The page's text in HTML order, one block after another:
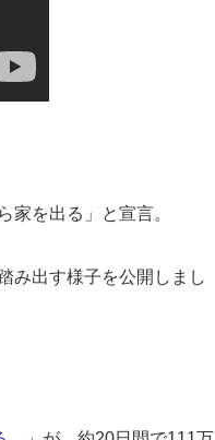
家を出る」と宣言。
み出す様子を公開しまし